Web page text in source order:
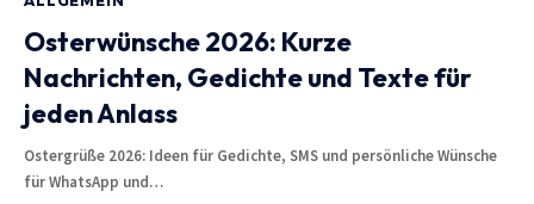
Osterwünsche 2026: Kurze
Nachrichten, Gedichte und Texte für
jeden Anlass
Ostergrüße 2026: Ideen für Gedichte, SMS und persönliche Wünsche
für WhatsApp und…